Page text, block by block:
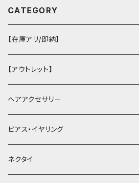
CATEGORY
【在庫アリ/即納】
【アウトレット】
ヘアアクセサリー
ヘアクリップ
ヘッドドレス・カチューシャ
ピアス・イヤリング
ネクタイ